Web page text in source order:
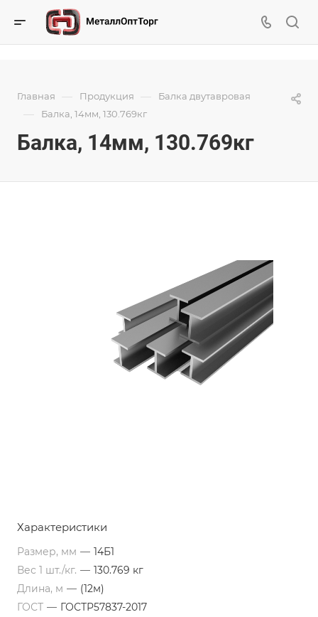
Главная — Продукция — Балка двутавровая
— Балка, 14мм, 130.769кг
Балка, 14мм, 130.769кг
Характеристики
Размер, мм — 14Б1
Вес 1 шт./кг. — 130.769 кг
Длина, м — (12м)
ГОСТ — ГОСТР57837-2017